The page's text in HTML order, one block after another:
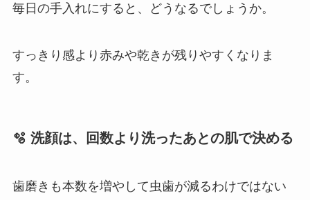
毎日の手入れにすると、どうなるでしょうか。
すっきり感より赤みや乾きが残りやすくなりま
す。
🫧 洗顔は、回数より洗ったあとの肌で決める
歯磨きも本数を増やして虫歯が減るわけではない